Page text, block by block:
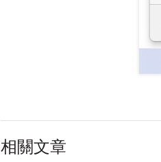
相關文章